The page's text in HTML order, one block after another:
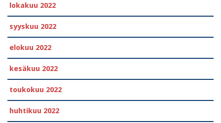
lokakuu 2022
syyskuu 2022
elokuu 2022
kesäkuu 2022
toukokuu 2022
huhtikuu 2022